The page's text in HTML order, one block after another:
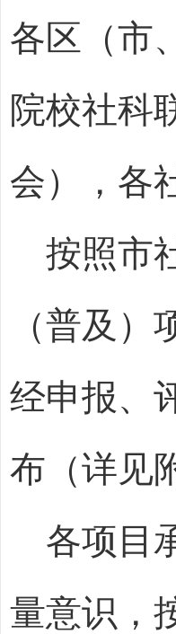
各区（市
院校社科
会），各
按照市
（普及）
经申报、
布（详见
各项目
量意识，